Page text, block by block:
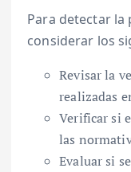
Para detectar la
considerar los
Revisar la
realizadas
Verificar si
las
Evaluar si